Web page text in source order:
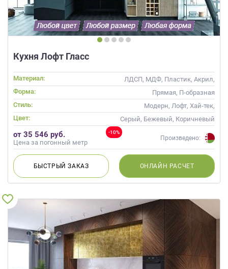
Кухня Лофт Гласс
Материал:
ЛДСП, МДФ, Пластик, Акрил,
Alvic / УФ лак, Стекло
Форма:
Прямая, П-образная
Стиль:
Модерн, Лофт, Хай-тек,
Современные
Цвет: Серый, Бежевый, Коричневый
-10%
от 35 546 руб.
Цена за погонный метр
Произведено:
БЫСТРЫЙЗАКАЗ ОНЛАЙН РАСЧЕТ